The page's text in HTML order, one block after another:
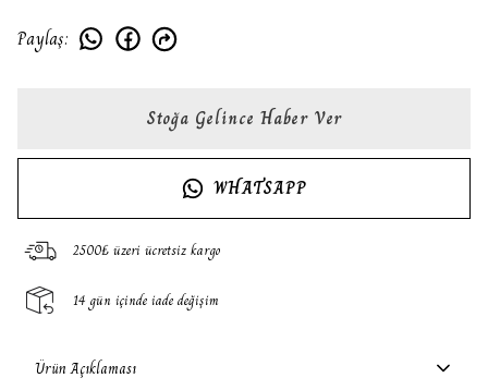
Paylaş:
Stoğa Gelince Haber Ver
WHATSAPP
2500₺ üzeri ücretsiz kargo
14 gün içinde iade değişim
Ürün Açıklaması